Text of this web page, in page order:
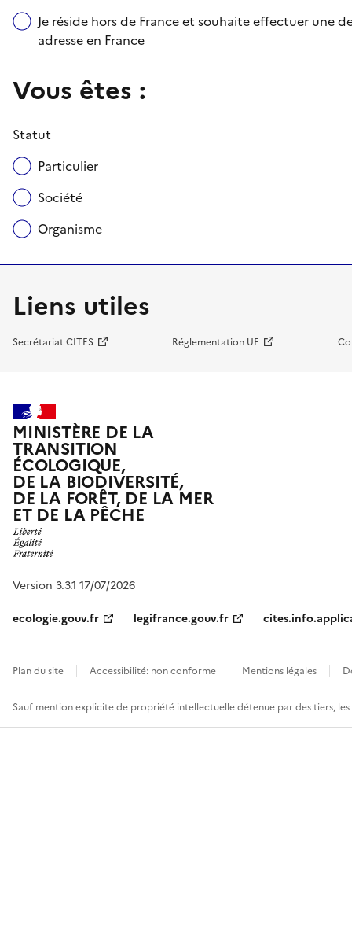
Je réside hors de France et souhaite effectuer une
adresse en France
Vous êtes :
Statut
Particulier
Société
Organisme
Liens utiles
Secrétariat CITES Réglementation UE
MINISTÈRE DE LA
TRANSITION
ÉCOLOGIQUE,
DE LA BIODIVERSITÉ,
DE LA FORÊT, DE LA MER
ET DE LA PÊCHE
Version 3.3.1 17/07/2026
ecologie.gouv.fr
legifrance.gouv.fr
Plan du site Accessibilité: non conforme Mentions légales
Sauf mention explicite de propriété intellectuelle détenue par des tiers,